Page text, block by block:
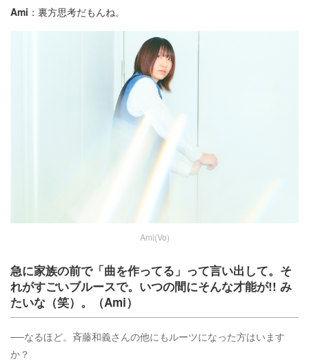
Ami ：裏方思考だもんね。
Ami(Vo)
急に家族の前で「曲を作ってる」って言い出して。そ
れがすごいブルースで。いつの間にそんな才能が!! み
たいな（笑）。（Ami）
──なるほど。斉藤和義さんの他にもルーツになった方はいます
か？